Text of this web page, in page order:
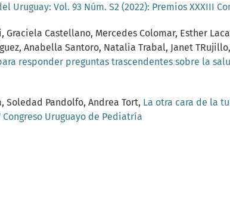
Uruguay: Vol. 93 Núm. S2 (2022): Premios XXXIII
Castellano, Mercedes Colomar, Esther
Anabella Santoro, Natalia Trabal, Janet TRujillo,
responder preguntas trascendentes sobre la
Soledad Pandolfo, Andrea Tort, La otra cara de la
Congreso Uruguayo de Pediatría